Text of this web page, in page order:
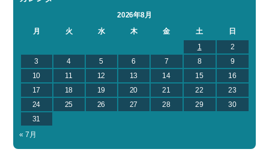
2026年8月
月
火 水 木 金 土
日
1
2
3
4 5 6 7 8
9
10
11 12 13 14 15
16
17
18 19 20 21 22
23
24
25 26 27 28 29
30
31
« 7月